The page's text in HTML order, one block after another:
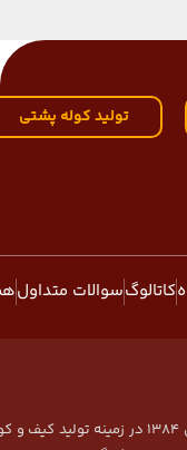
تولید کوله پشتی
کاتالوگسوالات متداول
مجموعه تولیدی کیف و چرم ملل از سال 1384 در